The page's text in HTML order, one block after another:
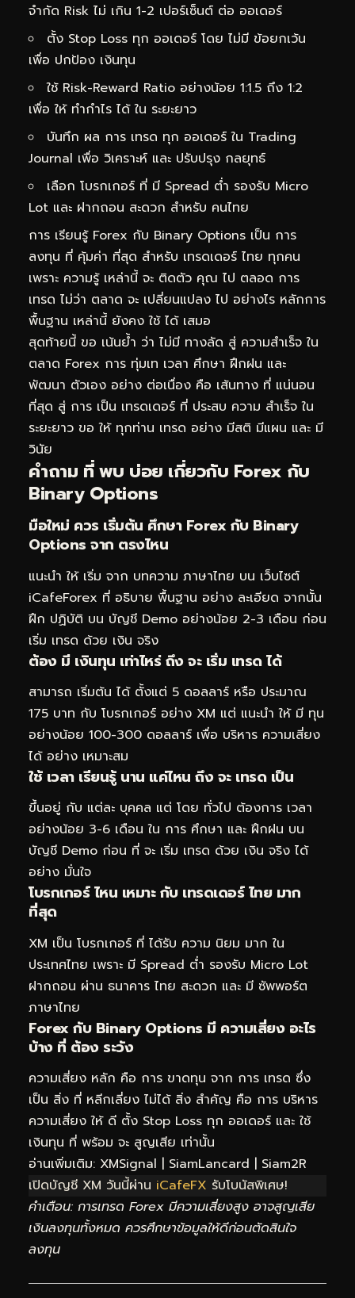
จำกัด Risk ไม่ เกิน 1-2 เปอร์เซ็นต์ ต่อ ออเดอร์
ตั้ง Stop Loss ทุก ออเดอร์ โดย ไม่มี ข้อยกเว้น
เพื่อ ปกป้อง เงินทุน
ใช้ Risk-Reward Ratio อย่างน้อย 1:1.5 ถึง 1:2
เพื่อ ให้ ทำกำไร ได้ ใน ระยะยาว
บันทึก ผล การ เทรด ทุก ออเดอร์ ใน Trading
Journal เพื่อ วิเคราะห์ และ ปรับปรุง กลยุทธ์
เลือก โบรกเกอร์ ที่ มี Spread ต่ำ รองรับ Micro
Lot และ ฝากถอน สะดวก สำหรับ คนไทย
การ เรียนรู้ Forex กับ Binary Options เป็น การ
ลงทุน ที่ คุ้มค่า ที่สุด สำหรับ เทรดเดอร์ ไทย ทุกคน
เพราะ ความรู้ เหล่านี้ จะ ติดตัว คุณ ไป ตลอด การ
เทรด ไม่ว่า ตลาด จะ เปลี่ยนแปลง ไป อย่างไร หลักการ
พื้นฐาน เหล่านี้ ยังคง ใช้ ได้ เสมอ
สุดท้ายนี้ ขอ เน้นย้ำ ว่า ไม่มี ทางลัด สู่ ความสำเร็จ ใน
ตลาด Forex การ ทุ่มเท เวลา ศึกษา ฝึกฝน และ
พัฒนา ตัวเอง อย่าง ต่อเนื่อง คือ เส้นทาง ที่ แน่นอน
ที่สุด สู่ การ เป็น เทรดเดอร์ ที่ ประสบ ความ สำเร็จ ใน
ระยะยาว ขอ ให้ ทุกท่าน เทรด อย่าง มีสติ มีแผน และ มี
วินัย
คำถาม ที่ พบ บ่อย เกี่ยวกับ Forex กับ
Binary Options
มือใหม่ ควร เริ่มต้น ศึกษา Forex กับ Binary
Options จาก ตรงไหน
แนะนำ ให้ เริ่ม จาก บทความ ภาษาไทย บน เว็บไซต์
iCafeForex ที่ อธิบาย พื้นฐาน อย่าง ละเอียด จากนั้น
ฝึก ปฏิบัติ บน บัญชี Demo อย่างน้อย 2-3 เดือน ก่อน
เริ่ม เทรด ด้วย เงิน จริง
ต้อง มี เงินทุน เท่าไหร่ ถึง จะ เริ่ม เทรด ได้
สามารถ เริ่มต้น ได้ ตั้งแต่ 5 ดอลลาร์ หรือ ประมาณ
175 บาท กับ โบรกเกอร์ อย่าง XM แต่ แนะนำ ให้ มี ทุน
อย่างน้อย 100-300 ดอลลาร์ เพื่อ บริหาร ความเสี่ยง
ได้ อย่าง เหมาะสม
ใช้ เวลา เรียนรู้ นาน แค่ไหน ถึง จะ เทรด เป็น
ขึ้นอยู่ กับ แต่ละ บุคคล แต่ โดย ทั่วไป ต้องการ เวลา
อย่างน้อย 3-6 เดือน ใน การ ศึกษา และ ฝึกฝน บน
บัญชี Demo ก่อน ที่ จะ เริ่ม เทรด ด้วย เงิน จริง ได้
อย่าง มั่นใจ
โบรกเกอร์ ไหน เหมาะ กับ เทรดเดอร์ ไทย มาก
ที่สุด
XM เป็น โบรกเกอร์ ที่ ได้รับ ความ นิยม มาก ใน
ประเทศไทย เพราะ มี Spread ต่ำ รองรับ Micro Lot
ฝากถอน ผ่าน ธนาคาร ไทย สะดวก และ มี ซัพพอร์ต
ภาษาไทย
Forex กับ Binary Options มี ความเสี่ยง อะไร
บ้าง ที่ ต้อง ระวัง
ความเสี่ยง หลัก คือ การ ขาดทุน จาก การ เทรด ซึ่ง
เป็น สิ่ง ที่ หลีกเลี่ยง ไม่ได้ สิ่ง สำคัญ คือ การ บริหาร
ความเสี่ยง ให้ ดี ตั้ง Stop Loss ทุก ออเดอร์ และ ใช้
เงินทุน ที่ พร้อม จะ สูญเสีย เท่านั้น
อ่านเพิ่มเติม: XMSignal | SiamLancard | Siam2R
เปิดบัญชี XM วันนี้ผ่าน iCafeFX รับโบนัสพิเศษ!
คำเตือน: การเทรด Forex มีความเสี่ยงสูง อาจสูญเสีย
เงินลงทุนทั้งหมด ควรศึกษาข้อมูลให้ดีก่อนตัดสินใจ
ลงทุน